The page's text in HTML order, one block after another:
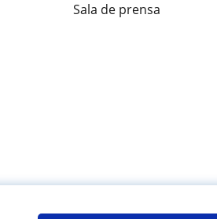
Sala de prensa
opiniões de alunos